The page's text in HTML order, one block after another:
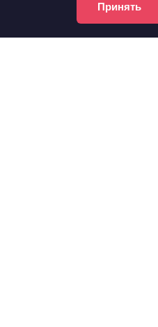
Принять